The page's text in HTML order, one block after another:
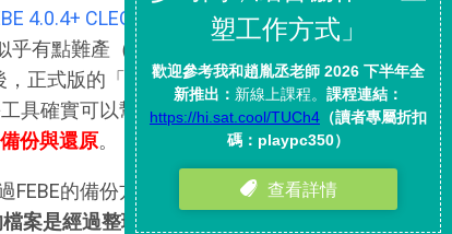
4.0.4+ CLEO 2.0
」。不過
乎有點難產（只有在測試
正式版的「
FEBE 6.0」和
具確實可以幫助我快速、
備份與還原。
的備份方式有幾個特
案是經過整理、分類、壓